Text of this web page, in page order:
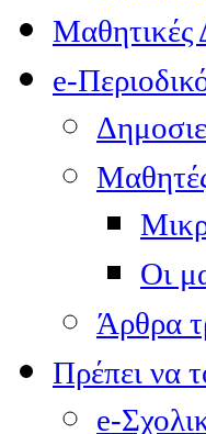
Μαθητικές
e-
Οι
Άρθρα
Πρέπει να
e-